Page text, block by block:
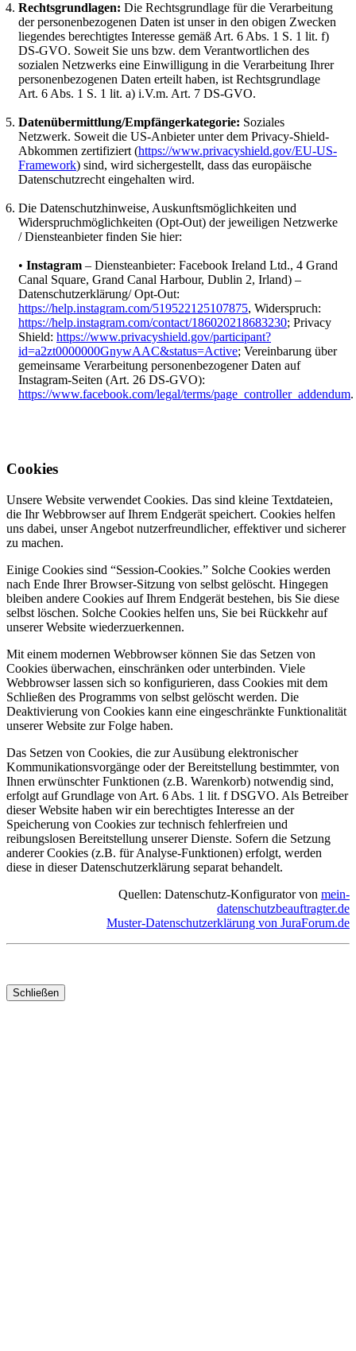
Rechtsgrundlagen: Die Rechtsgrundlage für die Verarbeitung
der personenbezogenen Daten ist unser in den obigen Zwecken
liegendes berechtigtes Interesse gemäß Art. 6 Abs. 1 S. 1 lit. f)
DS-GVO. Soweit Sie uns bzw. dem Verantwortlichen des
sozialen Netzwerks eine Einwilligung in die Verarbeitung Ihrer
personenbezogenen Daten erteilt haben, ist Rechtsgrundlage
Art. 6 Abs. 1 S. 1 lit. a) i.V.m. Art. 7 DS-GVO.
Datenübermittlung/Empfängerkategorie: Soziales
Netzwerk. Soweit die US-Anbieter unter dem Privacy-Shield-
Abkommen zertifiziert (https://www.privacyshield.gov/EU-US-
Framework) sind, wird sichergestellt, dass das europäische
Datenschutzrecht eingehalten wird.
Die Datenschutzhinweise, Auskunftsmöglichkeiten und
Widerspruchmöglichkeiten (Opt-Out) der jeweiligen Netzwerke
/ Diensteanbieter finden Sie hier:
• Instagram – Diensteanbieter: Facebook Ireland Ltd., 4 Grand
Canal Square, Grand Canal Harbour, Dublin 2, Irland) –
Datenschutzerklärung/ Opt-Out:
https://help.instagram.com/519522125107875, Widerspruch:
https://help.instagram.com/contact/186020218683230; Privacy
Shield: https://www.privacyshield.gov/participant?
id=a2zt0000000GnywAAC&status=Active; Vereinbarung über
gemeinsame Verarbeitung personenbezogener Daten auf
Instagram-Seiten (Art. 26 DS-GVO):
https://www.facebook.com/legal/terms/page_controller_addendum.
Cookies
Unsere Website verwendet Cookies. Das sind kleine Textdateien,
die Ihr Webbrowser auf Ihrem Endgerät speichert. Cookies helfen
uns dabei, unser Angebot nutzerfreundlicher, effektiver und sicherer
zu machen.
Einige Cookies sind “Session-Cookies.” Solche Cookies werden
nach Ende Ihrer Browser-Sitzung von selbst gelöscht. Hingegen
bleiben andere Cookies auf Ihrem Endgerät bestehen, bis Sie diese
selbst löschen. Solche Cookies helfen uns, Sie bei Rückkehr auf
unserer Website wiederzuerkennen.
Mit einem modernen Webbrowser können Sie das Setzen von
Cookies überwachen, einschränken oder unterbinden. Viele
Webbrowser lassen sich so konfigurieren, dass Cookies mit dem
Schließen des Programms von selbst gelöscht werden. Die
Deaktivierung von Cookies kann eine eingeschränkte Funktionalität
unserer Website zur Folge haben.
Das Setzen von Cookies, die zur Ausübung elektronischer
Kommunikationsvorgänge oder der Bereitstellung bestimmter, von
Ihnen erwünschter Funktionen (z.B. Warenkorb) notwendig sind,
erfolgt auf Grundlage von Art. 6 Abs. 1 lit. f DSGVO. Als Betreiber
dieser Website haben wir ein berechtigtes Interesse an der
Speicherung von Cookies zur technisch fehlerfreien und
reibungslosen Bereitstellung unserer Dienste. Sofern die Setzung
anderer Cookies (z.B. für Analyse-Funktionen) erfolgt, werden
diese in dieser Datenschutzerklärung separat behandelt.
Quellen: Datenschutz-Konfigurator von mein-
datenschutzbeauftragter.de
Muster-Datenschutzerklärung von JuraForum.de
Schließen